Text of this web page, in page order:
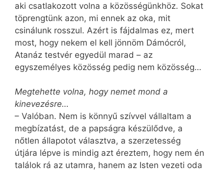
aki csatlakozott volna a közösségünkhöz. Sokat
töprengtünk azon, mi ennek az oka, mit
csinálunk rosszul. Azért is fájdalmas ez, mert
most, hogy nekem el kell jönnöm Dámócról,
Atanáz testvér egyedül marad – az
egyszemélyes közösség pedig nem közösség…
Megtehette volna, hogy nemet mond a
kinevezésre…
– Valóban. Nem is könnyű szívvel vállaltam a
megbízatást, de a papságra készülődve, a
nőtlen állapotot választva, a szerzetesség
útjára lépve is mindig azt éreztem, hogy nem én
találok rá az utamra, hanem az Isten vezeti oda